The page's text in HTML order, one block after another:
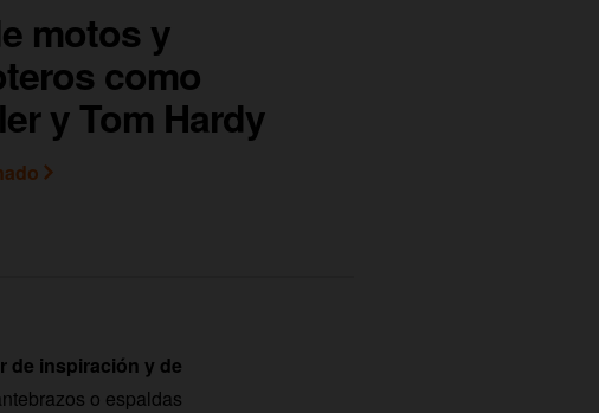
motos y
como
y Tom Hardy
de inspiración y de
o espaldas